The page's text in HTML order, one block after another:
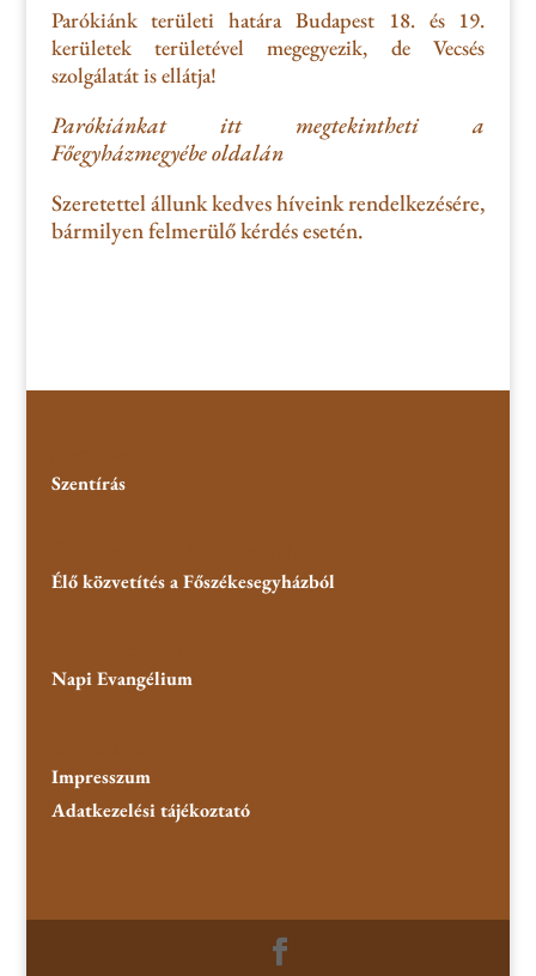
Parókiánk területi határa Budapest 18. és 19.
kerületek területével megegyezik, de Vecsés
szolgálatát is ellátja!
Parókiánkat itt megtekintheti a
Főegyházmegyébe oldalán
Szeretettel állunk kedves híveink rendelkezésére,
bármilyen felmerülő kérdés esetén.
Szentírás
Élő közvetítés a Főszékesegyházból
Napi Evangélium
Impresszum
Adatkezelési tájékoztató